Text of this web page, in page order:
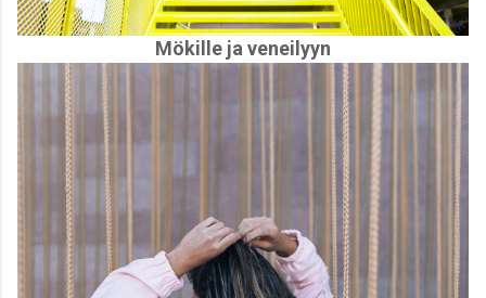
Mökille ja veneilyyn